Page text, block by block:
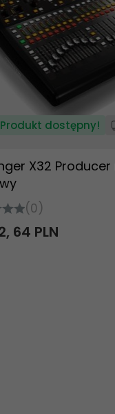
Produkt dostępny!
X32 Producer
(0)
64 PLN